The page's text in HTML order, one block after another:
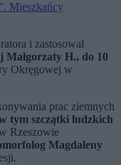
Mieszkańcy
i zastosował
Małgorzaty H., do 10
Okręgowej w
prac ziemnych
tym szczątki ludzkich
Rzeszowie
Magdaleny